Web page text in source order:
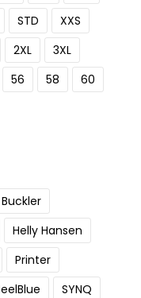
STD
XXS
2XL
3XL
56 58
60
Buckler
Helly Hansen
Printer
SYNQ